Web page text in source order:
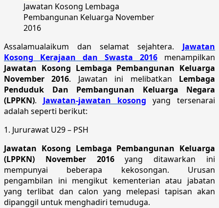
Jawatan Kosong Lembaga
Pembangunan Keluarga November
2016
Assalamualaikum dan selamat sejahtera. Jawatan
Kosong Kerajaan dan Swasta 2016 menampilkan
Jawatan Kosong Lembaga Pembangunan Keluarga
November 2016. Jawatan ini melibatkan Lembaga
Penduduk Dan Pembangunan Keluarga Negara
(LPPKN). Jawatan-jawatan kosong yang tersenarai
adalah seperti berikut:
1. Jururawat U29 – PSH
Jawatan Kosong Lembaga Pembangunan Keluarga
(LPPKN) November 2016yang ditawarkan ini
mempunyai beberapa kekosongan. Urusan
pengambilan ini mengikut kementerian atau jabatan
yang terlibat dan calon yang melepasi tapisan akan
dipanggil untuk menghadiri temuduga.